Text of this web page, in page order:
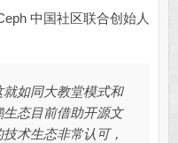
中国社区联合创始人
如同大教堂模式和
态目前借助开源文
术生态非常认可，